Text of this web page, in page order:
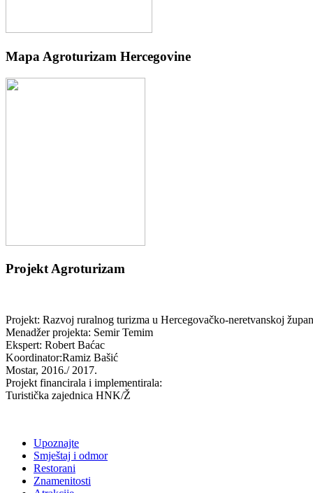
Mapa Agroturizam Hercegovine
Projekt Agroturizam
Projekt: Razvoj ruralnog turizma u Hercegovačko-neretvanskoj
Menadžer projekta: Semir Temim
Ekspert: Robert Baćac
Koordinator:Ramiz Bašić
Mostar, 2016./ 2017.
Projekt financirala i implementirala:
Turistička zajednica HNK/Ž
Upoznajte
Smještaj i odmor
Restorani
Znamenitosti